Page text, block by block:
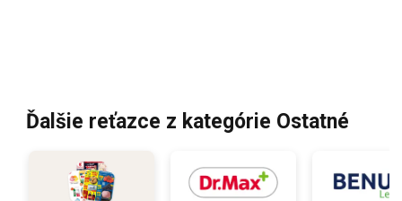
Ďalšie reťazce z kategórie Ostatné